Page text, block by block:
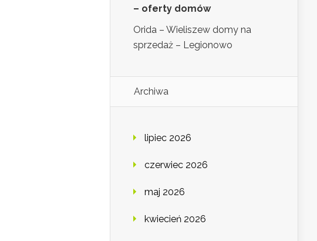
– oferty domów
Orida – Wieliszew domy na
sprzedaż – Legionowo
Archiwa
lipiec 2026
czerwiec 2026
maj 2026
kwiecień 2026